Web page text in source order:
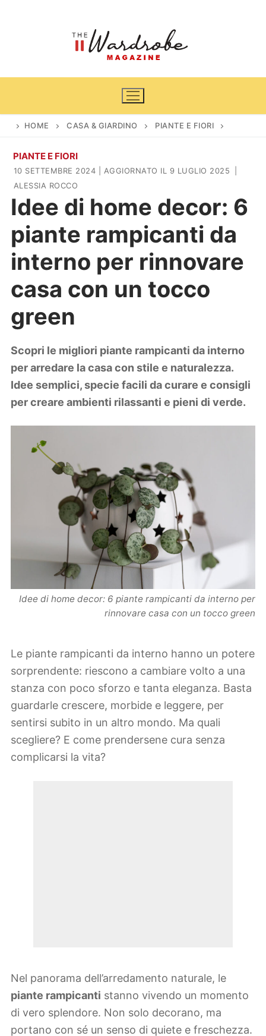
Home
Casa & Giardino
Arredamento
Piante e fiori
DIY
HOME CASA & GIARDINO PIANTE E FIORI
PIANTE E FIORI
10 SETTEMBRE 2024 | AGGIORNATO IL 9 LUGLIO 2025
ALESSIA ROCCO
Idee di home decor: 6
piante rampicanti da
interno per rinnovare
casa con un tocco
green
Scopri le migliori piante rampicanti da interno
per arredare la casa con stile e naturalezza.
Idee semplici, specie facili da curare e consigli
per creare ambienti rilassanti e pieni di verde.
Idee di home decor: 6 piante rampicanti da interno per
rinnovare casa con un tocco green
Le piante rampicanti da interno hanno un potere
sorprendente: riescono a cambiare volto a una
stanza con poco sforzo e tanta eleganza. Basta
guardarle crescere, morbide e leggere, per
sentirsi subito in un altro mondo. Ma quali
scegliere? E come prendersene cura senza
complicarsi la vita?
Nel panorama dell’arredamento naturale, le
piante rampicanti stanno vivendo un momento
di vero splendore. Non solo decorano, ma
portano con sé un senso di quiete e freschezza.